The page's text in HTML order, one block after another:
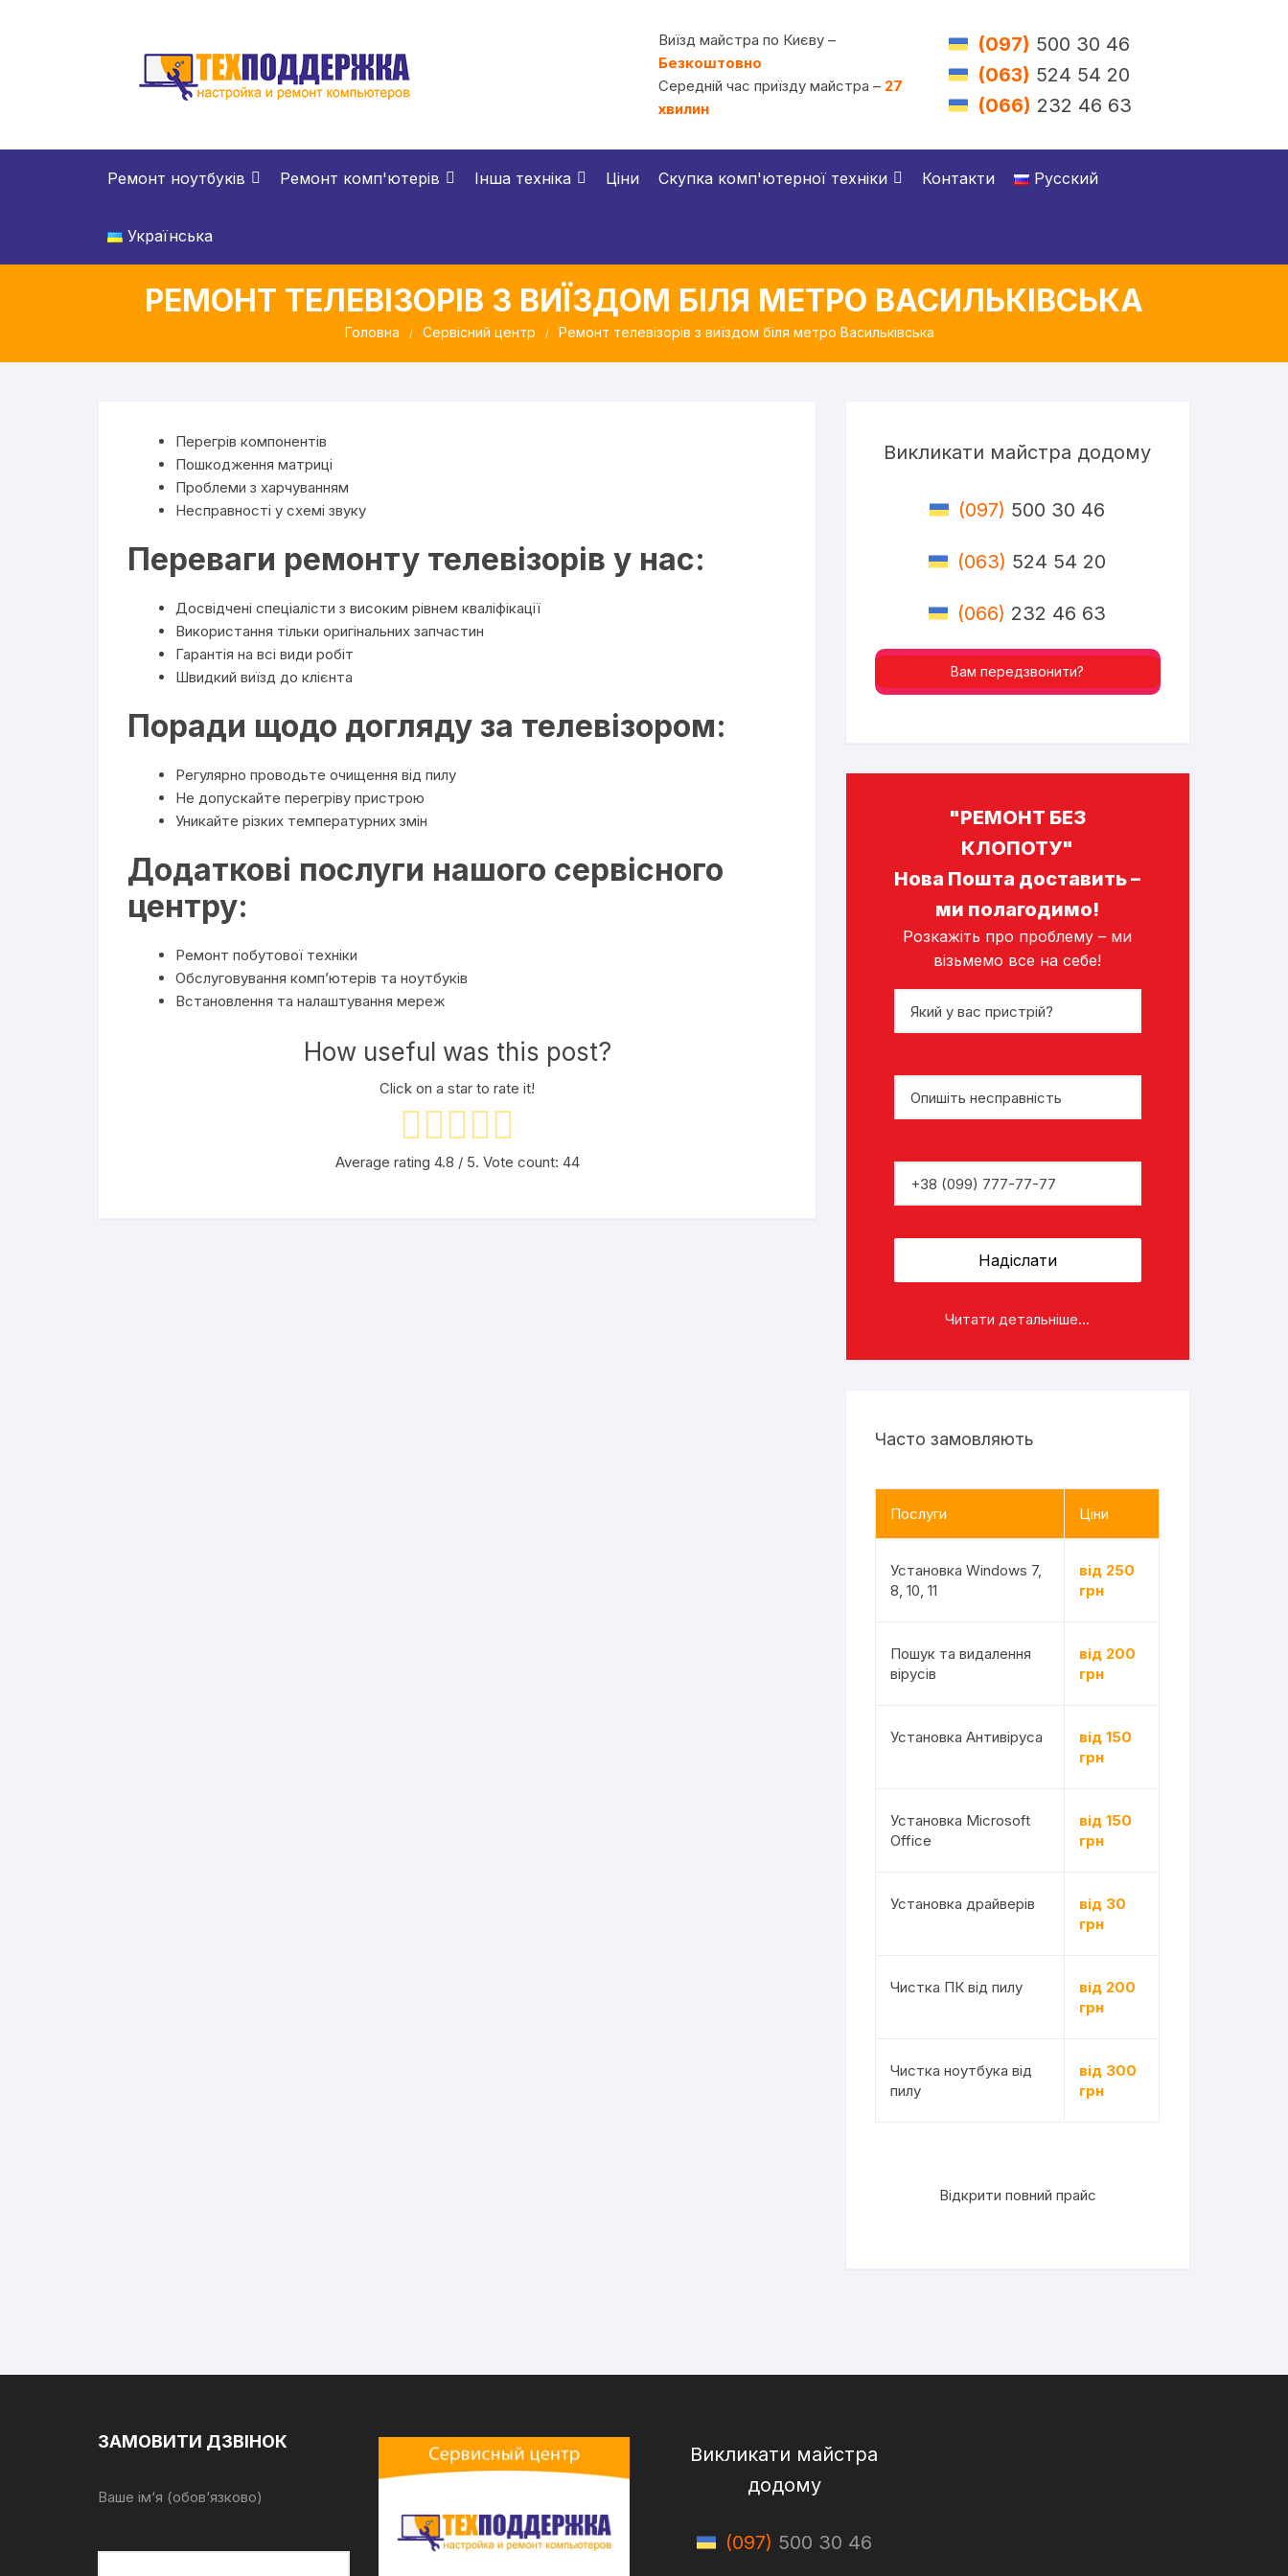
Виїзд майстра по Києву –
Безкоштовно
Середній час приїзду майстра – 27
хвилин
(097) 500 30 46
(063) 524 54 20
(066) 232 46 63
Ремонт ноутбуків Ремонт комп'ютерів Інша техніка Ціни Скупка комп'ютерної техніки Контакти Русский
Українська
РЕМОНТ ТЕЛЕВІЗОРІВ З ВИЇЗДОМ БІЛЯ МЕТРО ВАСИЛЬКІВСЬКА
Головна Сервісний центр Ремонт телевізорів з виїздом біля метро Васильківська
Перегрів компонентів
Пошкодження матриці
Проблеми з харчуванням
Несправності у схемі звуку
Переваги ремонту телевізорів у нас:
Досвідчені спеціалісти з високим рівнем кваліфікації
Використання тільки оригінальних запчастин
Гарантія на всі види робіт
Швидкий виїзд до клієнта
Поради щодо догляду за телевізором:
Регулярно проводьте очищення від пилу
Не допускайте перегріву пристрою
Уникайте різких температурних змін
Додаткові послуги нашого сервісного
центру:
Ремонт побутової техніки
Обслуговування комп’ютерів та ноутбуків
Встановлення та налаштування мереж
How useful was this post?
Click on a star to rate it!
Average rating 4.8 / 5. Vote count: 44
Викликати майстра додому
(097) 500 30 46
(063) 524 54 20
(066) 232 46 63
Вам передзвонити?
"РЕМОНТ БЕЗ
КЛОПОТУ"
Нова Пошта доставить –
ми полагодимо!
Розкажіть про проблему – ми
візьмемо все на себе!
Читати детальніше...
Часто замовляють
Послуги Ціни
Установка Windows 7,
8, 10, 11
від 250
грн
Пошук та видалення
вірусів
від 200
грн
Установка Антивіруса
від 150
грн
Установка Microsoft
Office
від 150
грн
Установка драйверів
від 30
грн
Чистка ПК від пилу
від 200
грн
Чистка ноутбука від
пилу
від 300
грн
Відкрити повний прайс
ЗАМОВИТИ ДЗВІНОК
Ваше ім‘я (обов‘язково)
Викликати майстра
додому
(097) 500 30 46